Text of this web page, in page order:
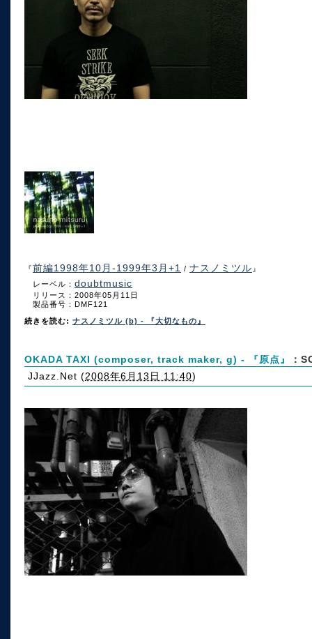
『前編1998年10月-1999年3月+1 / ナスノミツル 』
レーベル： doubtmusic
リリース：2008年05月11日
製品番号：DMF121
続きを読む: ナスノミツル (b) - 『大切なもの』
OKADA TAXI (composer, track maker, g) - 『原点』
：
JJazz.Net (2008年6月13日 11:40)